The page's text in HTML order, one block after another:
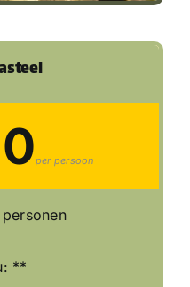
per persoon
**